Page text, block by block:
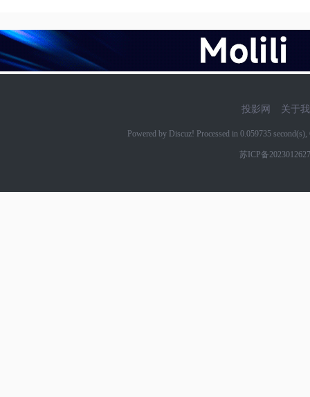
投影网 关于
Powered by Discuz! Processed in 0.059735
苏ICP备